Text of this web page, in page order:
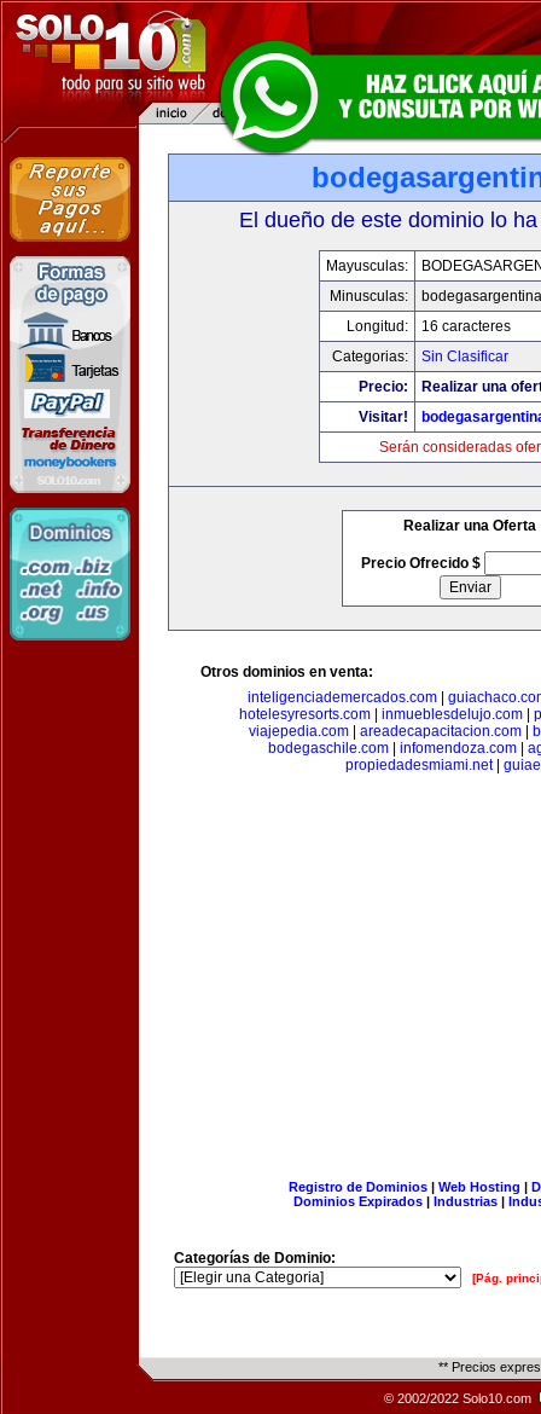
El dueño de este dominio lo
Mayusculas:
Minusculas:
Longitud:
16 caracteres
Categorias:
Sin Clasificar
Precio:
Realizar una
Visitar!
Serán consideradas
Realizar una Oferta
Precio Ofrecido $
Otros dominios en venta:
inteligenciademercados.com
hotelesyresorts.com
inmueblesdelujo.com
viajepedia.com| areadecapacitacion.com|
bodegaschile.com| infomendoza.com|
propiedadesmiami.net|
Registro de Dominios| Web Hosting |
Dominios Expirados | Industrias |
Categorías de Dominio:
[Pág.
** Precios
© 2002/2022 Solo10.com